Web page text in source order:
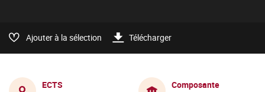
Ajouter à la sélection Télécharger
ECTS
Composante